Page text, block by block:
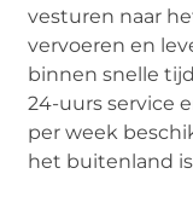
vesturen naar
vervoeren en
binnen snelle
24-uurs service
per week
het buitenland